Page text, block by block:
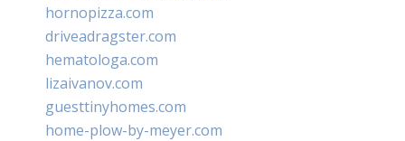
hornopizza.com
driveadragster.com
hematologa.com
lizaivanov.com
guesttinyhomes.com
home-plow-by-meyer.com